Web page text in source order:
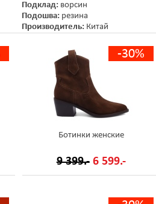
Подклад: ворсин
Подошва: резина
Производитель: Китай
-30%
Ботинки женские
9 399.- 6 599.-